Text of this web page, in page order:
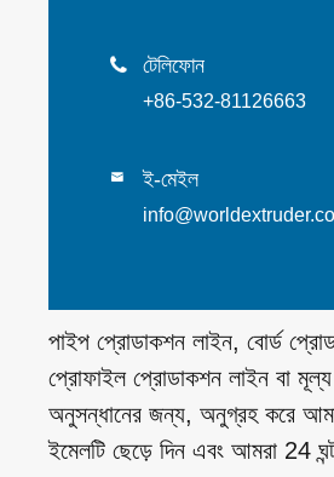
 টেলিফোন
+86-532-81126663
 ই-মেইল
পাইপ প্রোডাকশন লাইন, বোর্ড
প্রোফাইল প্রোডাকশন লাইন বা মূল্য
অনুসন্ধানের জন্য, অনুগ্রহ করে
ইমেলটি ছেড়ে দিন এবং আমরা 24